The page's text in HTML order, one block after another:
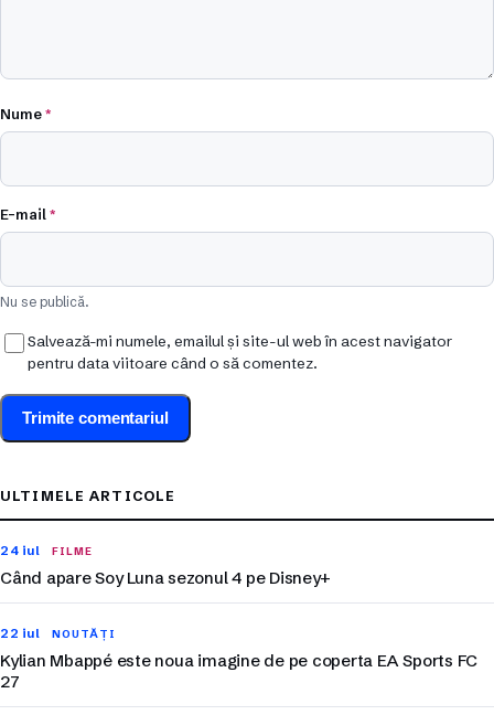
Nume*
E-mail*
Nu se publică.
Salvează-mi numele, emailul și site-ul web în acest navigator
pentru data viitoare când o să comentez.
ULTIMELE ARTICOLE
24 iul FILME
Când apare Soy Luna sezonul 4 pe Disney+
22 iul NOUTĂȚI
Kylian Mbappé este noua imagine de pe coperta EA Sports FC
27